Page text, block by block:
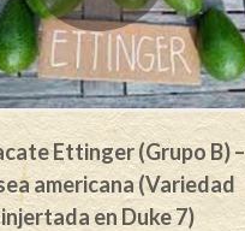
Ettinger (Grupo B) –
americana (Variedad
injertada en Duke 7)